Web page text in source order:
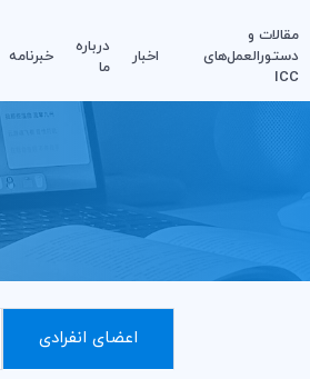
مقالات و
دستورالعمل‌های
ICC
اخبار
درباره
ما
خبرنامه
اعضای انفرادی